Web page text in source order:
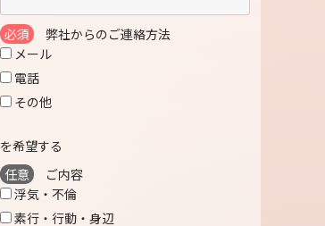
必須
弊社からのご連絡方法
メール
電話
その他
を希望する
任意
ご内容
浮気・不倫
素行・行動・身辺